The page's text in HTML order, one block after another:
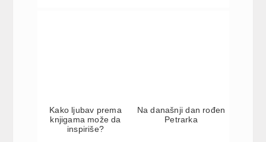
Kako ljubav prema
knjigama može da
inspiriše?
Na današnji dan rođen
Petrarka